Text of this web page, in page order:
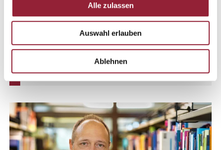
Alle zulassen
Auswahl erlauben
Ablehnen
julia.topp@kh-freiburg.de
Raum:3116
Mehr Informationen